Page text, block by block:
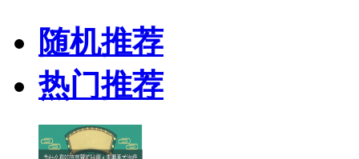
随机推荐
热门推荐